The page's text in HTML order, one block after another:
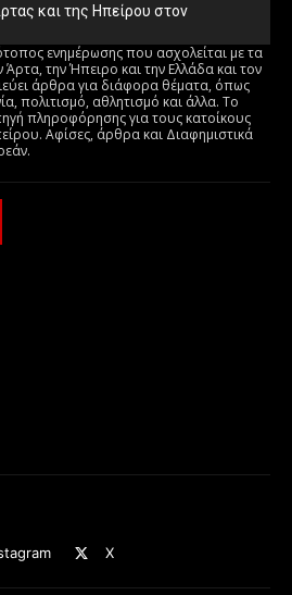
και της Ηπείρου στον
ενημέρωσης που ασχολείται με τα
Άρτα, την Ήπειρο και την Ελλάδα και τον
άρθρα για διάφορα θέματα, όπως
πολιτισμό, αθλητισμό και άλλα. Το
πληροφόρησης για τους κατοίκους
Αφίσες, άρθρα και Διαφημιστικά
X